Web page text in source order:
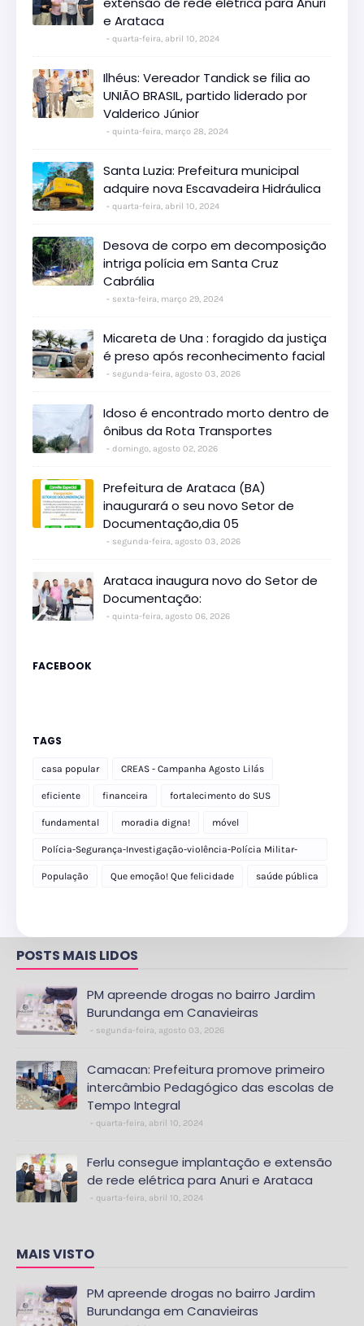
e Arataca
quarta-feira, abril 10, 2024
Ilhéus: Vereador Tandick se filia ao
UNIÃO BRASIL, partido liderado por
Valderico Júnior
quinta-feira, março 28, 2024
Santa Luzia: Prefeitura municipal
adquire nova Escavadeira Hidráulica
quarta-feira, abril 10, 2024
Desova de corpo em decomposição
intriga polícia em Santa Cruz
Cabrália
sexta-feira, março 29, 2024
Micareta de Una : foragido da justiça
é preso após reconhecimento facial
segunda-feira, agosto 03, 2026
Idoso é encontrado morto dentro de
ônibus da Rota Transportes
domingo, agosto 02, 2026
Prefeitura de Arataca (BA)
inaugurará o seu novo Setor de
Documentação,dia 05
segunda-feira, agosto 03, 2026
Arataca inaugura novo do Setor de
Documentação:
quinta-feira, agosto 06, 2026
FACEBOOK
TAGS
casa popular CREAS - Campanha Agosto Lilás
eficiente financeira fortalecimento do SUS
fundamental moradia digna! móvel
Polícia-Segurança-Investigação-violência-Polícia Militar-
delegacia
População Que emoção! Que felicidade saúde pública
POSTS MAIS LIDOS
PM apreende drogas no bairro Jardim
Burundanga em Canavieiras
segunda-feira, agosto 03, 2026
Camacan: Prefeitura promove primeiro
intercâmbio Pedagógico das escolas de
Tempo Integral
quarta-feira, abril 10, 2024
Ferlu consegue implantação e extensão
de rede elétrica para Anuri e Arataca
quarta-feira, abril 10, 2024
MAIS VISTO
PM apreende drogas no bairro Jardim
Burundanga em Canavieiras